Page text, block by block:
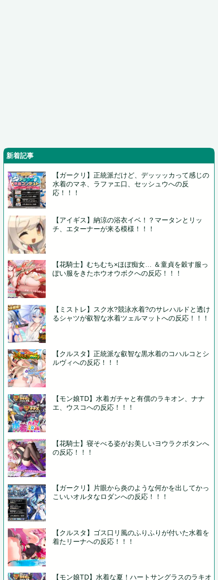
新着記事
【ガークリ】正統派だけど、デッッッカって感じの
水着のマネ、ラファエ口、セッシュウへの反
応！！！
【アイギス】納涼の浴衣イベ！？マータンとリッ
チ、エターナーが来る模様！！！
【花騎士】むちむち×ほぼ痴女… ＆童貞を穀す服っ
ぽい服をきたホウオウボクへの反応！！！
【ミストレ】スク水?競泳水着?のサレハルドと透け
るシャツが叡智な水着ツェルマットへの反応！！！
【クルスタ】正統派な叡智な黒水着のコハルコとシ
ルヴィへの反応！！！
【モン娘TD】水着ガチャと有償のラキオン、ナナ
エ、ウスコへの反応！！！
【花騎士】寝そべる姿がお美しいヨウラクボタンへ
の反応！！！
【ガークリ】片眼から炎のような何かを出してかっ
こいいオルタなロダンへの反応！！！
【クルスタ】ゴス口リ風のふりふりが付いた水着を
着たリーナへの反応！！！
【モン娘TD】水着な夏！ハートサングラスのラキオ